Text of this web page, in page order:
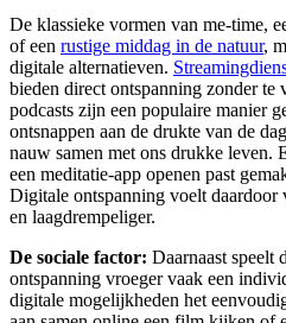
De klassieke vormen van me-time,
of een rustige middag in de natuur,
digitale alternatieven.
bieden direct ontspanning zonder
podcasts zijn een populaire manier
ontsnappen aan de drukte van de
nauw samen met ons drukke leven.
een meditatie-app openen past
Digitale ontspanning voelt daardoor
en laagdrempeliger.
De sociale factor: Daarnaast speelt
ontspanning vroeger vaak een
digitale mogelijkheden het